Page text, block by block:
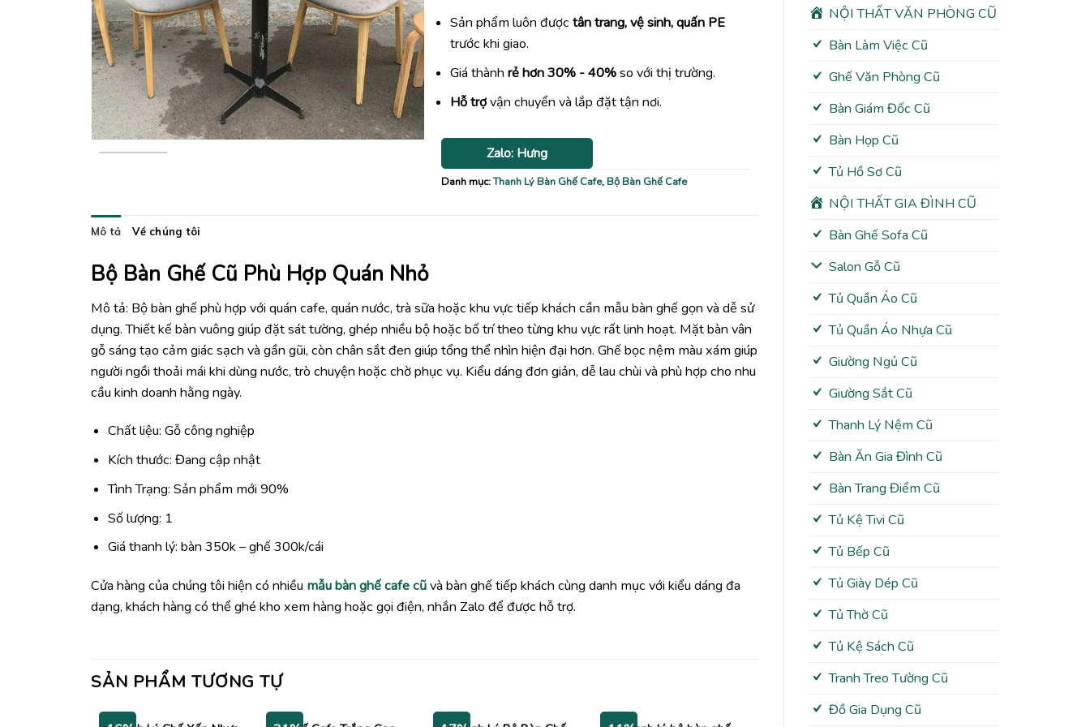
NỘI THẤT VĂN PHÒNG CŨ
Bàn Làm Việc Cũ
Ghế Văn Phòng Cũ
Bàn Giám Đốc Cũ
Bàn Họp Cũ
Tủ Hồ Sơ Cũ
NỘI THẤT GIA ĐÌNH CŨ
Bàn Ghế Sofa Cũ
Salon Gỗ Cũ
Tủ Quần Áo Cũ
Tủ Quần Áo Nhựa Cũ
Giường Ngủ Cũ
Giường Sắt Cũ
Thanh Lý Nệm Cũ
Bàn Ăn Gia Đình Cũ
Bàn Trang Điểm Cũ
Tủ Kệ Tivi Cũ
Tủ Bếp Cũ
Tủ Giày Dép Cũ
Tủ Thờ Cũ
Tủ Kệ Sách Cũ
Tranh Treo Tường Cũ
Đồ Gia Dụng Cũ
Sản phẩm luôn đượctân trang, vệ sinh, quấn PE
trước khi giao.
Giá thànhrẻ hơn 30% - 40%so với thị trường.
Hỗ trợvận chuyển và lắp đặt tận nơi.
Zalo: Hưng
Danh mục:Thanh Lý Bàn Ghế Cafe,Bộ Bàn Ghế Cafe
Mô tả Về chúng tôi
Bộ Bàn Ghế Cũ Phù Hợp Quán Nhỏ
Mô tả: Bộ bàn ghế phù hợp với quán cafe, quán nước, trà sữa hoặc khu vực tiếp khách cần mẫu bàn ghế gọn và dễ sử
dụng. Thiết kế bàn vuông giúp đặt sát tường, ghép nhiều bộ hoặc bố trí theo từng khu vực rất linh hoạt. Mặt bàn vân
gỗ sáng tạo cảm giác sạch và gần gũi, còn chân sắt đen giúp tổng thể nhìn hiện đại hơn. Ghế bọc nệm màu xám giúp
người ngồi thoải mái khi dùng nước, trò chuyện hoặc chờ phục vụ. Kiểu dáng đơn giản, dễ lau chùi và phù hợp cho nhu
cầu kinh doanh hằng ngày.
Chất liệu: Gỗ công nghiệp
Kích thước: Đang cập nhật
Tình Trạng: Sản phẩm mới 90%
Số lượng: 1
Giá thanh lý: bàn 350k – ghế 300k/cái
Cửa hàng của chúng tôi hiện có nhiều mẫu bàn ghế cafe cũvà bàn ghế tiếp khách cùng danh mục với kiểu dáng đa
dạng, khách hàng có thể ghé kho xem hàng hoặc gọi điện, nhắn Zalo để được hỗ trợ.
SẢN PHẨM TƯƠNG TỰ